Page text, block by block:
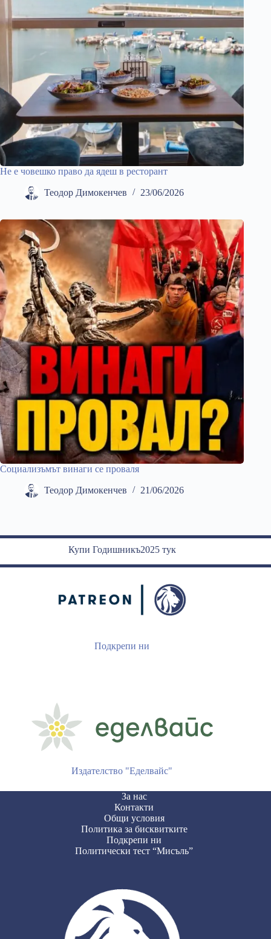
Не е човешко право да ядеш в ресторант
Теодор Димокенчев 23/06/2026
Социализъмът винаги се проваля
Теодор Димокенчев 21/06/2026
Купи Годишникъ2025 тук
Подкрепи ни
Издателство "Еделвайс"
За нас
Контакти
Общи условия
Политика за бисквитките
Подкрепи ни
Политически тест “Мисъль”